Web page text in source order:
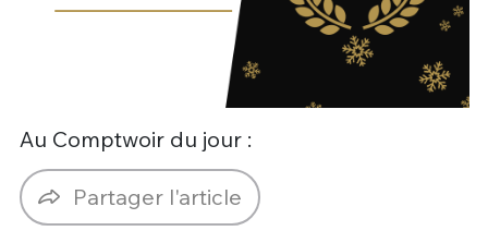
Au Comptwoir du jour :
Partager l'article